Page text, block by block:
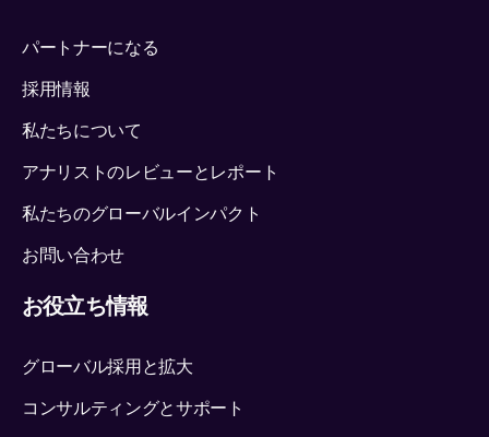
ブルンジ
カメルーン
カナダ
チャド
チリ
パートナーになる
採用情報
私たちについて
アナリストのレビューとレポート
私たちのグローバルインパクト
お問い合わせ
お役立ち情報
グローバル採用と拡大
コンサルティングとサポート